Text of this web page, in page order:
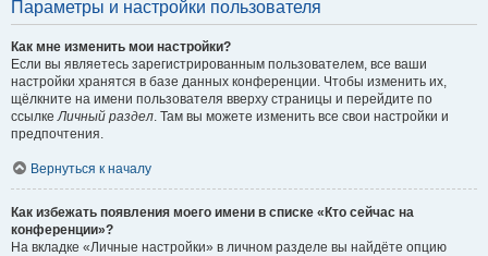
Параметры и настройки пользователя
Как мне изменить мои настройки?
Если вы являетесь зарегистрированным пользователем, все ваши
настройки хранятся в базе данных конференции. Чтобы изменить их,
щёлкните на имени пользователя вверху страницы и перейдите по
ссылкеЛичный раздел. Там вы можете изменить все свои настройки и
предпочтения.
Вернуться к началу
Как избежать появления моего имени в списке «Кто сейчас на
конференции»?
На вкладке «Личные настройки» в личном разделе вы найдёте опцию